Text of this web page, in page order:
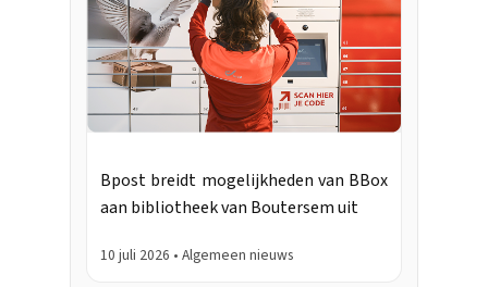
Bpost breidt mogelijkheden van BBox
aan bibliotheek van Boutersem uit
10 juli 2026 • Algemeen nieuws